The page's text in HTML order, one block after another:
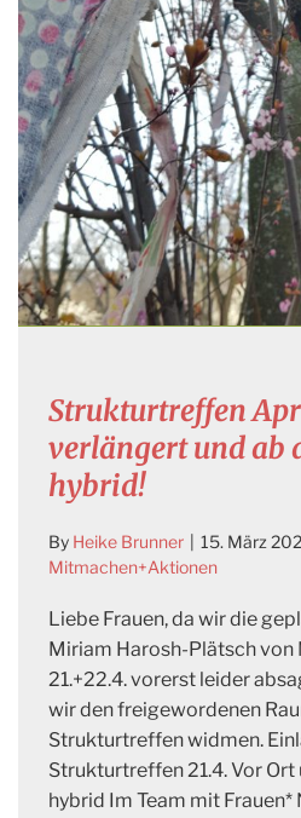
Strukturtreffen
verlängert und ab
hybrid!
By Heike Brunner 15. März
Mitmachen+Aktionen
Liebe Frauen, da wir die
Miriam Harosh-Plätsch
21.+22.4. vorerst leider
wir den freigewordenen
Strukturtreffen widmen.
Strukturtreffen 21.4. Vor Ort
hybrid Im Team mit